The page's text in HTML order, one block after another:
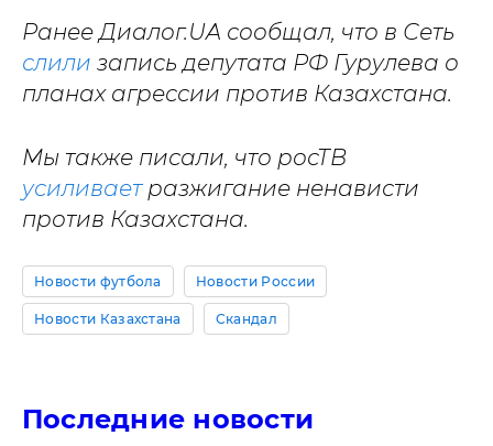
Ранее Диалог.UA сообщал, что в Сеть
слили запись депутата РФ Гурулева о
планах агрессии против Казахстана.
Мы также писали, что росТВ
усиливаетразжигание ненависти
против Казахстана.
Новости футбола Новости России
Новости Казахстана Скандал
Последние новости